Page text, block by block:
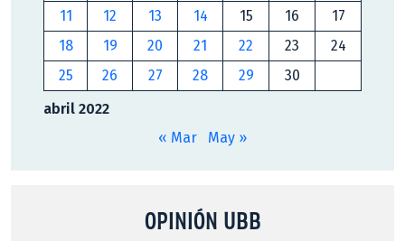
abril 2022
11
12 13 14 15 16
17
18
19 20 21 22 23
24
25
26 27 28 29 30
« Mar May »
OPINIÓN UBB